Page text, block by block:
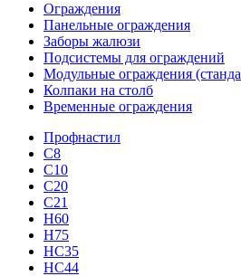
Ограждения
Панельные ограждения
Заборы жалюзи
Подсистемы для ограждений
Модульные ограждения
Колпаки на столб
Временные ограждения
Профнастил
С8
С10
С20
С21
H60
H75
HС35
НС44